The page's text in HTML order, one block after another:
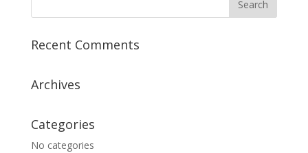
Recent Comments
Archives
Categories
No categories